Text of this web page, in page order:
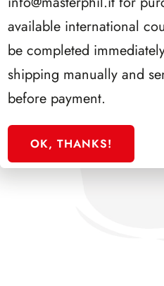
available international
be completed
shipping manually and
before payment.
OK, THANKS!